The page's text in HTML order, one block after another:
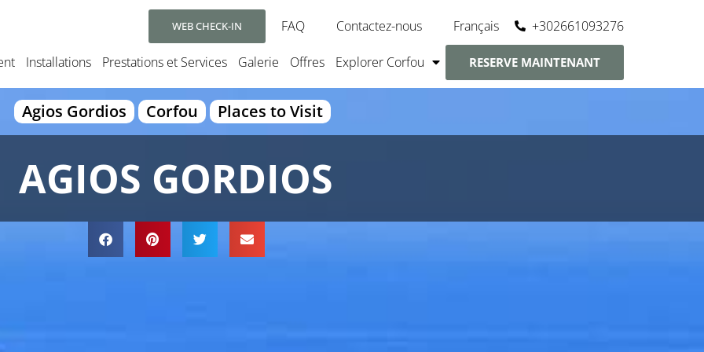
WEB CHECK-IN FAQ Contactez-nous Français +302661093276
Installations Prestations et Services Galerie Offres Explorer Corfou RESERVE MAINTENANT
Agios Gordios Corfou Places to Visit
AGIOS GORDIOS